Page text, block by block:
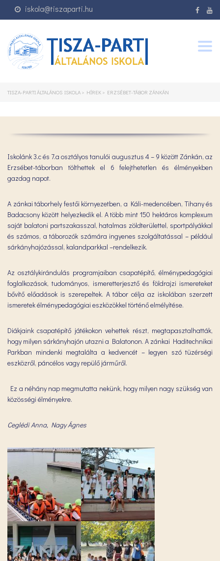
iskola@tiszaparti.hu
TISZA-PARTI ÁLTALÁNOS ISKOLA > HÍREK > ERZSÉBET-TÁBOR ZÁNKÁN
Iskolánk 3.c és 7.a osztályos tanulói augusztus 4 – 9 között Zánkán, az
Erzsébet-táborban tölthettek el 6 felejthetetlen és élményekben
gazdag napot.
A zánkai táborhely festői környezetben, a Káli-medencében, Tihany és
Badacsony között helyezkedik el. A több mint 150 hektáros komplexum
saját balatoni partszakasszal, hatalmas zöldterülettel, sportpályákkal
és számos, a táborozók számára ingyenes szolgáltatással – például
sárkányhajózással, kalandparkkal –rendelkezik.
Az osztálykirándulás programjaiban csapatépítő, élménypedagógiai
foglalkozások, tudományos, ismeretterjesztő és földrajzi ismereteket
bővítő előadások is szerepeltek. A tábor célja az iskolában szerzett
ismeretek élménypedagógiai eszközökkel történő elmélyítése.
Diákjaink csapatépítő játékokon vehettek részt, megtapasztalhatták,
hogy milyen sárkányhajón utazni a Balatonon. A zánkai Haditechnikai
Parkban mindenki megtalálta a kedvencét – legyen szó tüzérségi
eszközről, páncélos vagy repülő járműről.
Ez a néhány nap megmutatta nekünk, hogy milyen nagy szükség van
közösségi élményekre.
Ceglédi Anna, Nagy Ágnes